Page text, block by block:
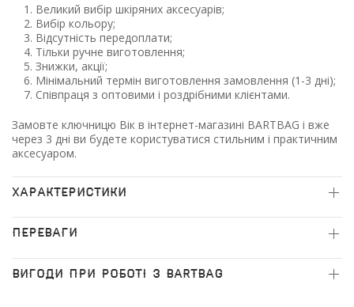
Великий вибір шкіряних аксесуарів;
Вибір кольору;
Відсутність передоплати;
Тільки ручне виготовлення;
Знижки, акції;
Мінімальний термін виготовлення замовлення (1-3 дні);
Співпраця з оптовими і роздрібними клієнтами.
Замовте ключницю Вік в інтернет-магазині BARTBAG і вже
через 3 дні ви будете користуватися стильним і практичним
аксесуаром.
ХАРАКТЕРИСТИКИ
ПЕРЕВАГИ
ВИГОДИ ПРИ РОБОТІ З BARTBAG